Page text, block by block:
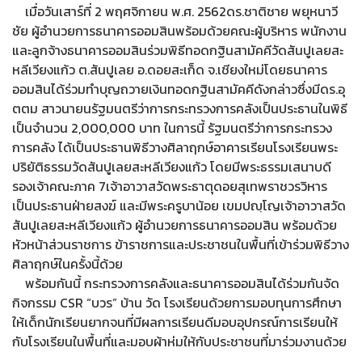
เมื่อวันเสาร์ที่ 2 พฤศจิกายน พ.ศ. 2562ดร.ชาติชาย พยุหนาวี
ชัย ผู้อำนวยการธนาคารออมสินพร้อมด้วยคณะผู้บริหาร พนักงาน
และลูกจ้างธนาคารออมสินร่วมพิธีทอดกฐินสามัคคีวัดสันปูเลยสะ
หลีเวียงแก้ว ต.สันปูเลย อ.ดอยสะเก็ด จ.เชียงใหม่โดยธนาคาร
ออมสินได้ร่วมทำบุญถวายเงินทอดกฐินสามัคคีดังกล่าวซึ่งมีดร.อุ
ตตม สาวนายนรัฐมนตรีว่าการกระทรวงการคลังเป็นประธานในพิธี
เป็นจำนวน 2,000,000 บาท ในการนี้ รัฐมนตรีว่าการกระทรวง
การคลัง ได้เป็นประธานพิธีวางศิลาฤกษ์อาคารเรียนโรงเรียนพระ
ปริยัติธรรมวัดสันปูเลยสะหลีเวียงแก้ว โดยมีพระธรรมเสนาบดี
รองเจ้าคณะภาค 7เจ้าอาวาสวัดพระธาตุดอยสุเทพราชวรวิหาร
เป็นประธานฝ่ายสงฆ์ และมีพระครูบาน้อย เขมปญฺโญเจ้าอาวาสวัด
สันปูเลยสะหลีเวียงแก้ว ผู้อำนวยการธนาคารออมสิน พร้อมด้วย
หัวหน้าส่วนราชการ ข้าราชการและประชาชนในพื้นที่เข้าร่วมพิธีวาง
ศิลาฤกษ์ในครั้งนี้ด้วย
พร้อมกันนี้ กระทรวงการคลังและธนาคารออมสินได้ร่วมกันจัด
กิจกรรม CSR “บวร” บ้าน วัด โรงเรียนด้วยการมอบทุนการศึกษา
ให้เด็กนักเรียนยากจนที่มีผลการเรียนดีมอบอุปกรณ์การเรียนให้
กับโรงเรียนในพื้นที่และมอบผ้าห่มให้กับประชาชนที่มาร่วมงานด้วย